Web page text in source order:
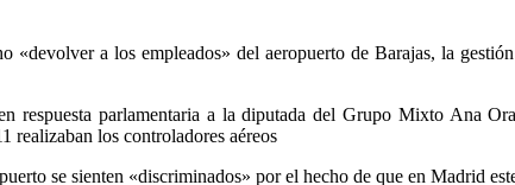
a los empleados» del aeropuerto de Barajas, la
respuesta parlamentaria a la diputada del Grupo Mixto Ana
realizaban los controladores aéreos
se sienten «discriminados» por el hecho de que en Madrid